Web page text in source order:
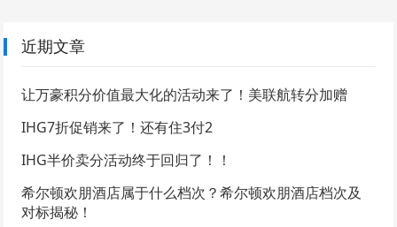
近期文章
让万豪积分价值最大化的活动来了！美联航转分加赠
IHG7折促销来了！还有住3付2
IHG半价卖分活动终于回归了！！
希尔顿欢朋酒店属于什么档次？希尔顿欢朋酒店档次及
对标揭秘！